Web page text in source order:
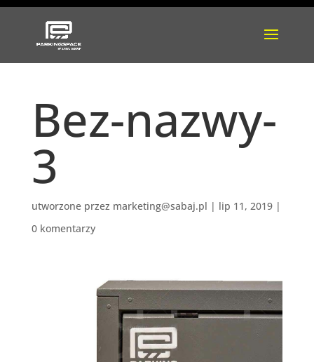
Bez-nazwy-
3
utworzone przez marketing@sabaj.pl | lip 11, 2019|
0 komentarzy